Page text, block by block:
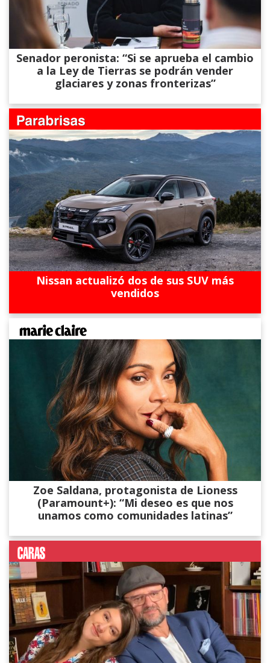
Senador peronista: “Si se aprueba el cambio
a la Ley de Tierras se podrán vender
glaciares y zonas fronterizas”
Nissan actualizó dos de sus SUV más
vendidos
Zoe Saldana, protagonista de Lioness
(Paramount+): “Mi deseo es que nos
unamos como comunidades latinas”